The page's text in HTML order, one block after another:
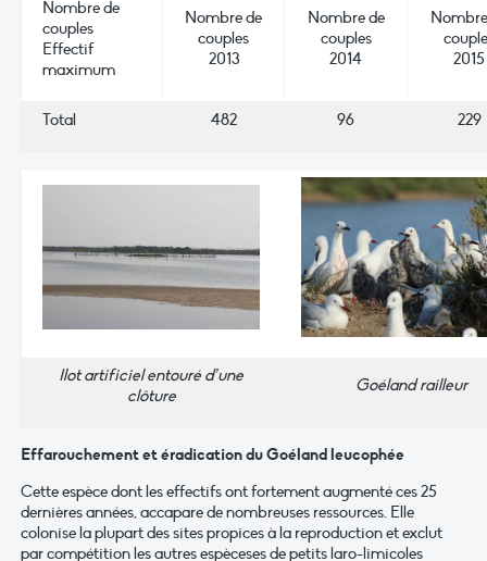
Nombre de
couples
Effectif
maximum
Nombre de
couples
2013
Nombre de
couples
2014
2015
Total 482 96 229
Ilot artificiel entouré d’une
clôture
Goéland railleur
Effarouchement et éradication du Goéland leucophée
Cette espèce dont les effectifs ont fortement augmenté ces 25
dernières années, accapare de nombreuses ressources. Elle
colonise la plupart des sites propices à la reproduction et exclut
par compétition les autres espèceses de petits laro-limicoles